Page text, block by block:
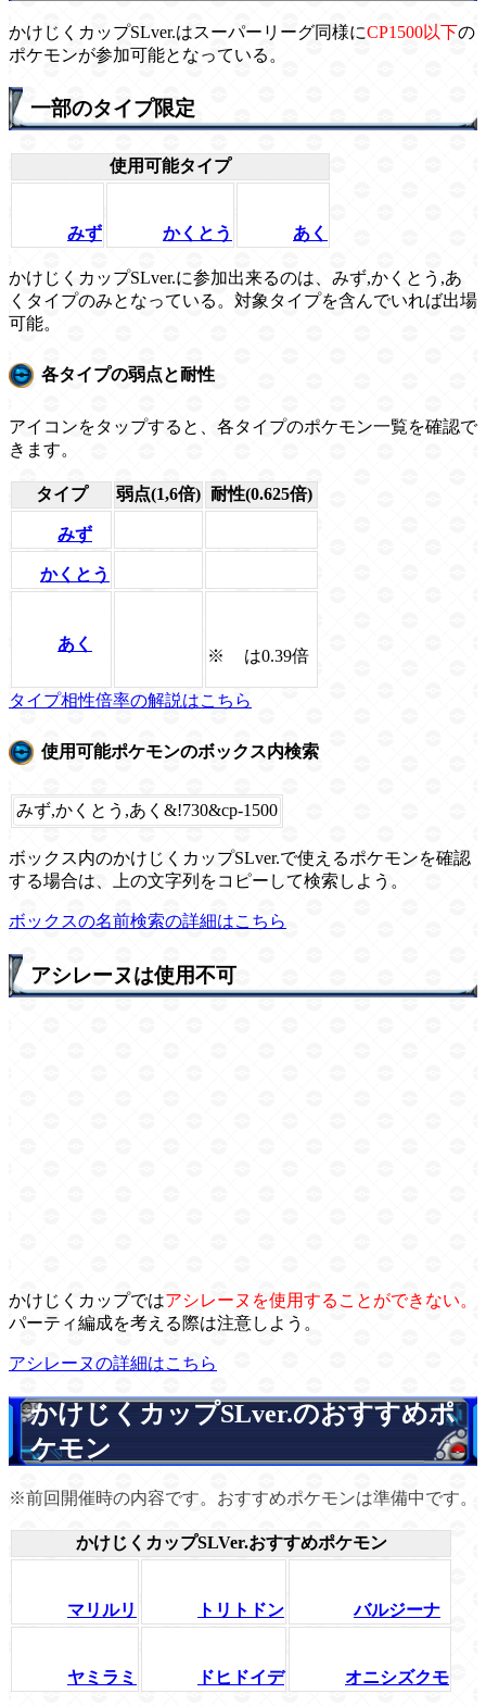
かけじくカップSLver.はスーパーリーグ同様にCP1500以下の
ポケモンが参加可能となっている。
一部のタイプ限定
使用可能タイプ
みず かくとう あく
かけじくカップSLver.に参加出来るのは、みず,かくとう,あ
くタイプのみとなっている。対象タイプを含んでいれば出場
可能。
各タイプの弱点と耐性
アイコンをタップすると、各タイプのポケモン一覧を確認で
きます。
タイプ 弱点(1,6倍) 耐性(0.625倍)
みず
かくとう
あく
※ は0.39倍
タイプ相性倍率の解説はこちら
使用可能ポケモンのボックス内検索
みず,かくとう,あく&!730&cp-1500
ボックス内のかけじくカップSLver.で使えるポケモンを確認
する場合は、上の文字列をコピーして検索しよう。
ボックスの名前検索の詳細はこちら
アシレーヌは使用不可
かけじくカップではアシレーヌを使用することができない。
パーティ編成を考える際は注意しよう。
アシレーヌの詳細はこちら
かけじくカップSLver.のおすすめポ
ケモン
※前回開催時の内容です。おすすめポケモンは準備中です。
かけじくカップSLVer.おすすめポケモン
マリルリ トリトドン バルジーナ
ヤミラミ ドヒドイデ オニシズクモ